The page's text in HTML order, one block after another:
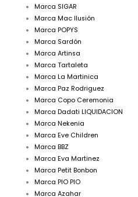
Marca SIGAR
Marca Mac Ilusión
Marca POPYS
Marca Sardón
Marca Artinsa
Marca Tartaleta
Marca La Martinica
Marca Paz Rodriguez
Marca Copo Ceremonia
Marca Dadati LIQUIDACION
Marca Nekenia
Marca Eve Children
Marca BBZ
Marca Eva Martinez
Marca Petit Bonbon
Marca PIO PIO
Marca Azahar